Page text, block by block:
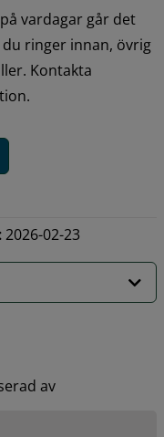
vardagar går det
ringer innan, övrig
Kontakta
2026-02-23
av